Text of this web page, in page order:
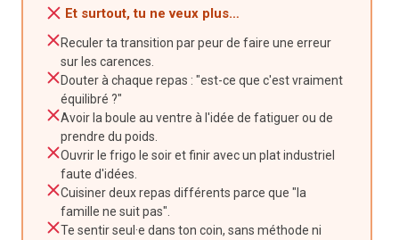
Et surtout, tu ne veux plus…
Reculer ta transition par peur de faire une erreur
sur les carences.
Douter à chaque repas : "est-ce que c'est vraiment
équilibré ?"
Avoir la boule au ventre à l'idée de fatiguer ou de
prendre du poids.
Ouvrir le frigo le soir et finir avec un plat industriel
faute d'idées.
Cuisiner deux repas différents parce que "la
famille ne suit pas".
Te sentir seul·e dans ton coin, sans méthode ni